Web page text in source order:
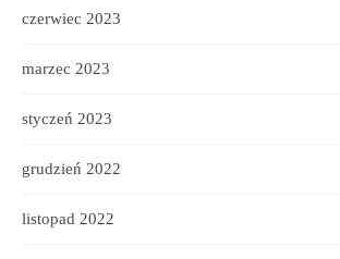
czerwiec 2023
marzec 2023
styczeń 2023
grudzień 2022
listopad 2022